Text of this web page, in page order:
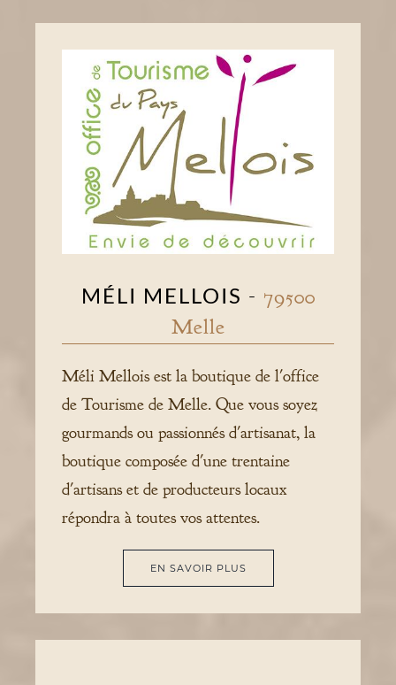
MÉLI MELLOIS - 79500
Melle
Méli Mellois est la boutique de l'office
de Tourisme de Melle. Que vous soyez
gourmands ou passionnés d'artisanat, la
boutique composée d'une trentaine
d'artisans et de producteurs locaux
répondra à toutes vos attentes.
EN SAVOIR PLUS